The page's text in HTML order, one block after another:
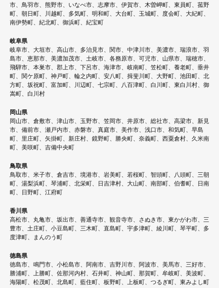
市、鳥羽市、熊野市、いなべ市、志摩市、伊賀市、木曽岬町、東員町、菰野
町、朝日町、川越町、多気町、明和町、大台町、玉城町、度会町、大紀町、
南伊勢町、紀北町、御浜町、紀宝町
岐阜県
岐阜市、大垣市、高山市、多治見市、関市、中津川市、美濃市、瑞浪市、羽
島市、恵那市、美濃加茂市、土岐市、各務原市、可児市、山県市、瑞穂市、
飛騨市、本巣市、郡上市、下呂市、海津市、岐南町、笠松町、養老町、垂井
町、関ケ原町、神戸町、輪之内町、安八町、揖斐川町、大野町、池田町、北
方町、坂祝町、富加町、川辺町、七宗町、八百津町、白川町、東白川村、御
嵩町、白川村
岡山県
岡山市、倉敷市、津山市、玉野市、笠岡市、井原市、総社市、高梁市、新見
市、備前市、瀬戸内市、赤磐市、真庭市、美作市、浅口市、和気町、早島
町、里庄町、矢掛町、新庄村、鏡野町、勝央町、奈義町、西粟倉村、久米南
町、美咲町、吉備中央町
鳥取県
鳥取市、米子市、倉吉市、境港市、岩美町、若桜町、智頭町、八頭町、三朝
町、湯梨浜町、琴浦町、北栄町、日吉津村、大山町、南部町、伯耆町、日南
町、日野町、江府町
香川県
高松市、丸亀市、坂出市、善通寺市、観音寺市、さぬき市、東かがわ市、三
豊市、土庄町、小豆島町、三木町、直島町、宇多津町、綾川町、琴平町、多
度津町、まんのう町
徳島県
徳島市、鳴門市、小松島市、阿南市、吉野川市、阿波市、美馬市、三好市、
勝浦町、上勝町、佐那河内村、石井町、神山町、那賀町、牟岐町、美波町、
海陽町、松茂町、北島町、藍住町、板野町、上板町、つるぎ町、東みよし町